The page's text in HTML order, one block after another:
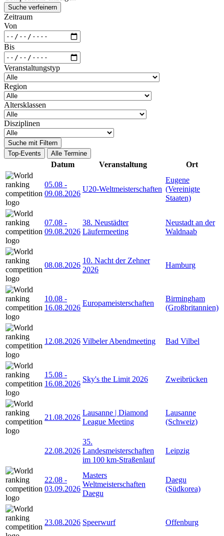
Suche verfeinern
Zeitraum
Von
Bis
Veranstaltungstyp
Region
Altersklassen
Disziplinen
Suche mit Filtern
Top-Events
Alle Termine
Datum Veranstaltung Ort
05.08 -
09.08.2026
U20-Weltmeisterschaften
Eugene
(Vereinigte
Staaten)
07.08 -
09.08.2026
38. Neustädter
Läufermeeting
Neustadt an der
Waldnaab
08.08.2026
10. Nacht der Zehner
2026
Hamburg
10.08 -
16.08.2026
Europameisterschaften
Birmingham
(Großbritannien)
12.08.2026 Vilbeler Abendmeeting Bad Vilbel
15.08 -
16.08.2026
Sky's the Limit 2026 Zweibrücken
21.08.2026
Lausanne | Diamond
League Meeting
Lausanne
(Schweiz)
22.08.2026
35.
Landesmeisterschaften
im 100 km-Straßenlauf
Leipzig
22.08 -
03.09.2026
Masters
Weltmeisterschaften
Daegu
Daegu
(Südkorea)
23.08.2026 Speerwurf Offenburg